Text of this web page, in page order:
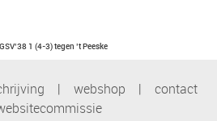
1 (4-3) tegen ’t Peeske
| webshop | contact